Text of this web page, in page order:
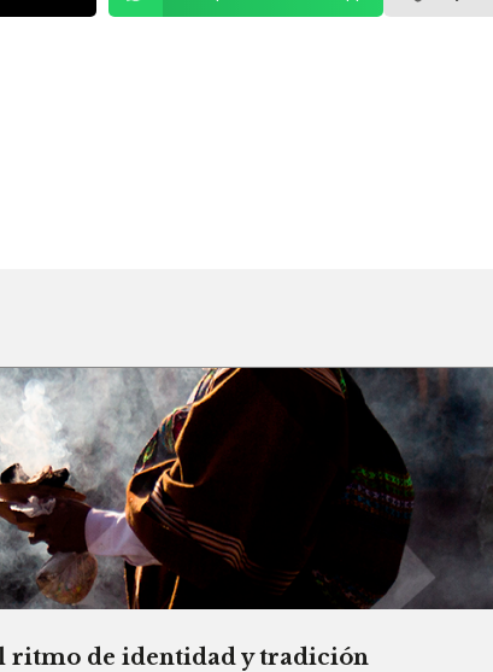
ritmo de identidad y tradición